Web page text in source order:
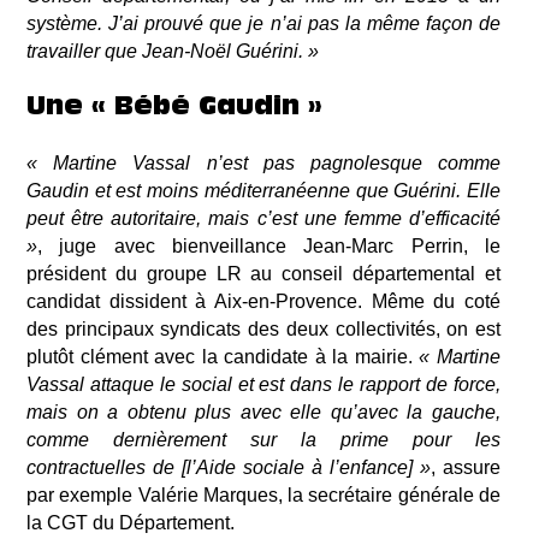
système. J’ai prouvé que je n’ai pas la même façon de
travailler que Jean-Noël Guérini. »
Une « Bébé Gaudin »
« Martine Vassal n’est pas pagnolesque comme
Gaudin et est moins méditerranéenne que Guérini. Elle
peut être autoritaire, mais c’est une femme d’efficacité
», juge avec bienveillanceJean-Marc Perrin, le
président du groupe LR au conseil départemental et
candidat dissident à Aix-en-Provence. Même du coté
des principaux syndicats des deux collectivités, on est
plutôt clément avec la candidate à la mairie.« Martine
Vassal attaque le social et est dans le rapport de force,
mais on a obtenu plus avec elle qu’avec la gauche,
comme dernièrement sur la prime pour les
contractuelles de [l’Aide sociale à l’enfance] », assure
par exemple Valérie Marques, la secrétaire générale de
la CGT du Département.